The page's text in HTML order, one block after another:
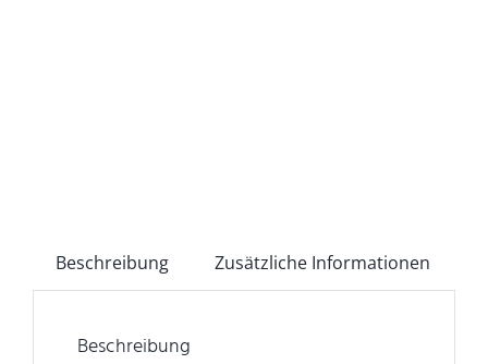
Beschreibung Zusätzliche Informationen
Beschreibung